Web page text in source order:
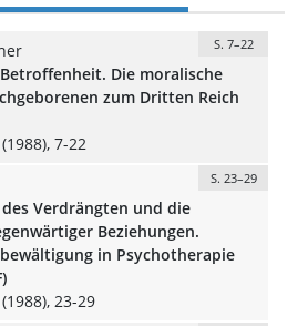
S. 7–22
Die moralische
zum Dritten Reich
7-22
S. 23–29
Verdrängten und die
Beziehungen.
in Psychotherapie
23-29